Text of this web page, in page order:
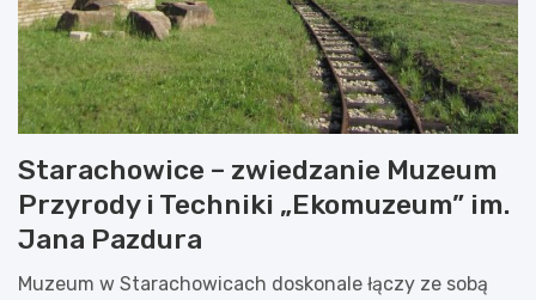
Starachowice – zwiedzanie Muzeum
Przyrody i Techniki „Ekomuzeum” im.
Jana Pazdura
Muzeum w Starachowicach doskonale łączy ze sobą